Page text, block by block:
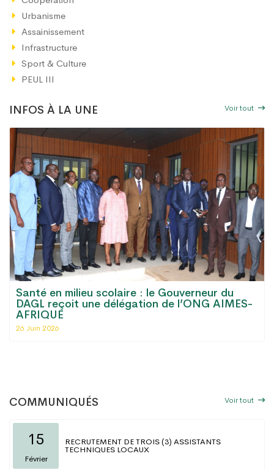
Urbanisme
Assainissement
Infrastructure
Sport & Culture
PEUL III
INFOS À LA UNE Voir tout
Santé en milieu scolaire : le Gouverneur du
DAGL reçoit une délégation de l’ONG AIMES-
AFRIQUE
26 Juin 2026
COMMUNIQUÉS Voir tout
15
Février
RECRUTEMENT DE TROIS (3) ASSISTANTS
TECHNIQUES LOCAUX